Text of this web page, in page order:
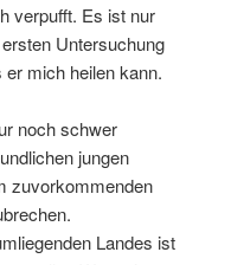
verpufft. Es ist nur
Untersuchung
mich heilen kann.
noch schwer
jungen
zuvorkommenden
Landes ist